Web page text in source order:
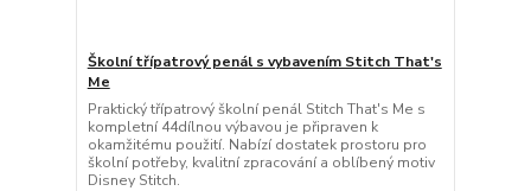
Školní třípatrový penál s vybavením Stitch That's
Me
Praktický třípatrový školní penál Stitch That's Me s
kompletní 44dílnou výbavou je připraven k
okamžitému použití. Nabízí dostatek prostoru pro
školní potřeby, kvalitní zpracování a oblíbený motiv
Disney Stitch.